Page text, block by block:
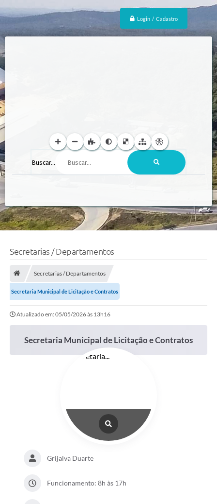
Login / Cadastro
Buscar...
Secretarias / Departamentos
Secretarias / Departamentos
Secretaria Municipal de Licitação e Contratos
Atualizado em: 05/05/2026 às 13h16
Secretaria Municipal de Licitação e Contratos
Grijalva Duarte
Funcionamento: 8h às 17h